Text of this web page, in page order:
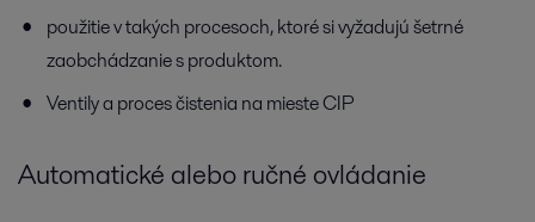
použitie v takých procesoch, ktoré si vyžadujú šetrné
zaobchádzanie s produktom.
Ventily a proces čistenia na mieste CIP
Automatické alebo ručné ovládanie